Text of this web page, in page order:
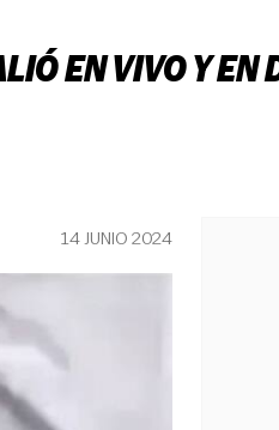
EN VIVO Y
14 JUNIO 2024